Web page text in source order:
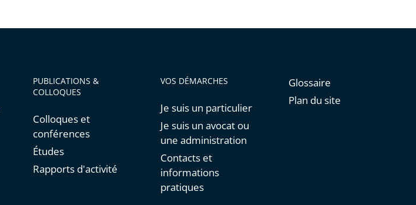
PUBLICATIONS &
COLLOQUES
Colloques et
conférences
Études
Rapports d'activité
VOS DÉMARCHES
Je suis un particulier
Je suis un avocat ou
une administration
Contacts et
informations
pratiques
Glossaire
Plan du site